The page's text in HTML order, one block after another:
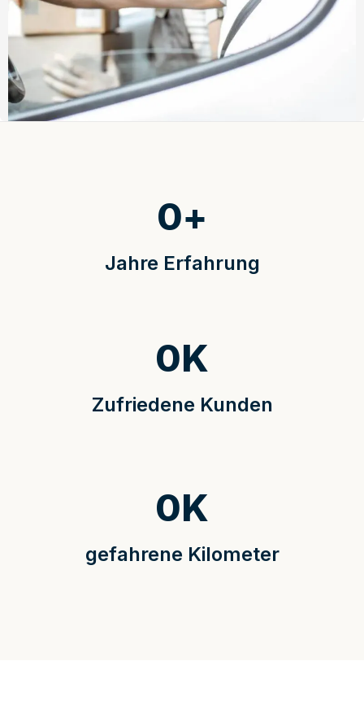
Jahre Erfahrung
0+
Zufriedene Kunden
0K
gefahrene Kilometer
0K